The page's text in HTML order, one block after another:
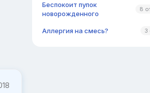
Беспокоит пупок
новорожденного
8
Аллергия на смесь? 3